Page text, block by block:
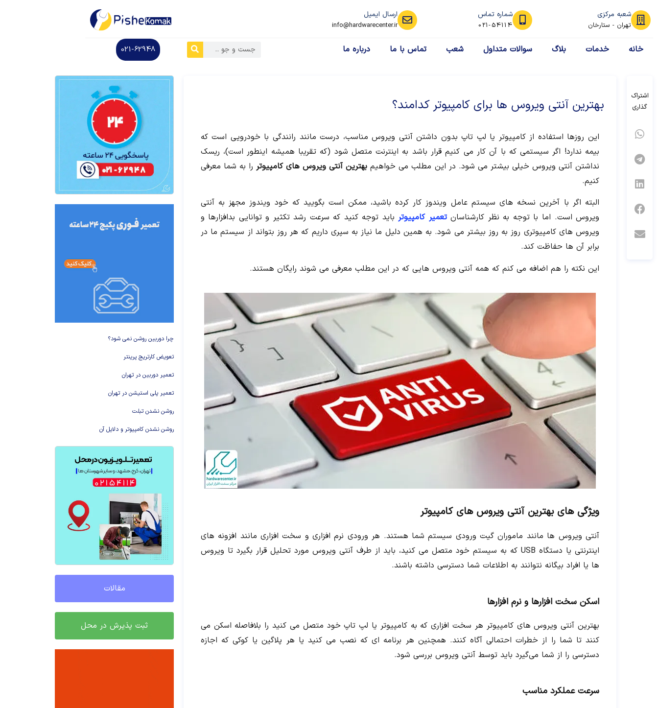
شعبه مرکزی
تهران - ستارخان
شماره تماس
021-54114
ارسال ایمیل
info@hardwarecenter.ir
خانه خدمات بلاگ سوالات متداول شعب تماس با ما درباره ما 021-62948
اشتراک
گذاری
بهترین آنتی ویروس ها برای کامپیوتر کدامند؟
این روزها استفاده از کامپیوتر یا لپ تاپ بدون داشتن آنتی ویروس مناسب، درست مانند رانندگی با خودرویی است که
بیمه ندارد! اگر سیستمی که با آن کار می کنیم قرار باشد به اینترنت متصل شود (که تقریبا همیشه اینطور است)، ریسک
نداشتن آنتی ویروس خیلی بیشتر می شود. در این مطلب می خواهیم بهترین آنتی ویروس های کامپیوتررا به شما معرفی
کنیم.
البته اگر با آخرین نسخه های سیستم عامل ویندوز کار کرده باشید، ممکن است بگویید که خود ویندوز مجهز به آنتی
ویروس است. اما با توجه به نظر کارشناسانتعمیر کامپیوترباید توجه کنید که سرعت رشد تکثیر و توانایی بدافزارها و
ویروس های کامپیوتری روز به روز بیشتر می شود. به همین دلیل ما نیاز به سپری داریم که هر روز بتواند از سیستم ما در
برابر آن ها حفاظت کند.
این نکته را هم اضافه می کنم که همه آنتی ویروس هایی که در این مطلب معرفی می شوند رایگان هستند.
ویژگی های بهترین آنتی ویروس های کامپیوتر
آنتی ویروس ها مانند ماموران گیت ورودی سیستم شما هستند. هر ورودی نرم افزاری و سخت افزاری مانند افزونه های
اینترنتی یا دستگاه USB که به سیستم خود متصل می کنید، باید از طرف آنتی ویروس مورد تحلیل قرار بگیرد تا ویروس
ها یا افراد بیگانه نتوانند به اطلاعات شما دسترسی داشته باشند.
اسکن سخت افزارها و نرم افزارها
بهترین آنتی ویروس های کامپیوتر هر سخت افزاری که به کامپیوتر یا لپ تاپ خود متصل می کنید را بلافاصله اسکن می‌
کنند تا شما را از خطرات احتمالی آگاه کنند. همچنین هر برنامه ای که نصب می کنید یا هر پلاگین یا کوکی که اجازه
دسترسی را از شما می‌گیرد باید توسط آنتی ویروس بررسی شود.
سرعت عملکرد مناسب
چرا دوربین روشن نمی شود؟
تعویض کارتریج پرینتر
تعمیر دوربین در تهران
تعمیر پلی استیشن در تهران
روشن نشدن تبلت
روشن نشدن کامپیوتر و دلایل آن
مقالات
ثبت پذیرش در محل